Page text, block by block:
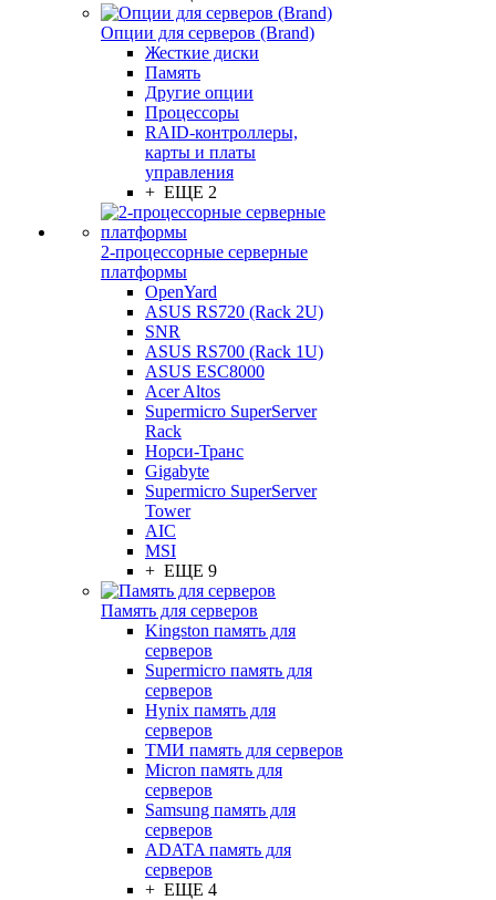
Опции для серверов (Brand)
Жесткие диски
Память
Другие опции
Процессоры
RAID-контроллеры,
карты и платы
управления
+ ЕЩЕ 2
2-процессорные серверные
платформы
OpenYard
ASUS RS720 (Rack 2U)
SNR
ASUS RS700 (Rack 1U)
ASUS ESC8000
Acer Altos
Supermicro SuperServer
Rack
Норси-Транс
Gigabyte
Supermicro SuperServer
Tower
AIC
MSI
+ ЕЩЕ 9
Память для серверов
Kingston память для
серверов
Supermicro память для
серверов
Hynix память для
серверов
ТМИ память для серверов
Micron память для
серверов
Samsung память для
серверов
ADATA память для
серверов
+ ЕЩЕ 4